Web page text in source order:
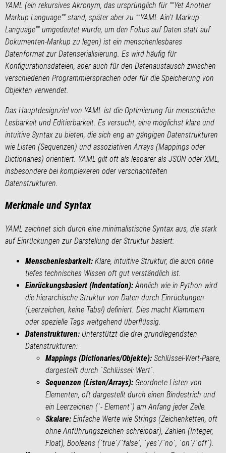
YAML (ein rekursives Akronym, das ursprünglich für ""Yet Another
Markup Language"" stand, später aber zu ""YAML Ain't Markup
Language"" umgedeutet wurde, um den Fokus auf Daten statt auf
Dokumenten-Markup zu legen) ist ein menschenlesbares
Datenformat zur Datenserialisierung. Es wird häufig für
Konfigurationsdateien, aber auch für den Datenaustausch zwischen
verschiedenen Programmiersprachen oder für die Speicherung von
Objekten verwendet.
Das Hauptdesignziel von YAML ist die Optimierung für menschliche
Lesbarkeit und Editierbarkeit. Es versucht, eine möglichst klare und
intuitive Syntax zu bieten, die sich eng an gängigen Datenstrukturen
wie Listen (Sequenzen) und assoziativen Arrays (Mappings oder
Dictionaries) orientiert. YAML gilt oft als lesbarer als JSON oder XML,
insbesondere bei komplexeren oder verschachtelten
Datenstrukturen.
Merkmale und Syntax
YAML zeichnet sich durch eine minimalistische Syntax aus, die stark
auf Einrückungen zur Darstellung der Struktur basiert:
Menschenlesbarkeit: Klare, intuitive Struktur, die auch ohne
tiefes technisches Wissen oft gut verständlich ist.
Einrückungsbasiert (Indentation):Ähnlich wie in Python wird
die hierarchische Struktur von Daten durch Einrückungen
(Leerzeichen, keine Tabs!) definiert. Dies macht Klammern
oder spezielle Tags weitgehend überflüssig.
Datenstrukturen: Unterstützt die drei grundlegendsten
Datenstrukturen:
Mappings (Dictionaries/Objekte): Schlüssel-Wert-Paare,
dargestellt durch `Schlüssel: Wert`.
Sequenzen (Listen/Arrays): Geordnete Listen von
Elementen, oft dargestellt durch einen Bindestrich und
ein Leerzeichen (`- Element`) am Anfang jeder Zeile.
Skalare: Einfache Werte wie Strings (Zeichenketten, oft
ohne Anführungszeichen schreibbar), Zahlen (Integer,
Float), Booleans (`true`/`false`, `yes`/`no`, `on`/`off`).